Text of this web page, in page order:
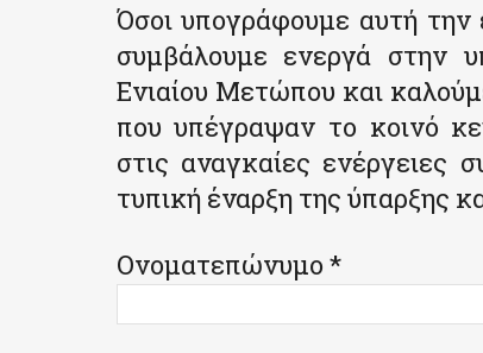
Όσοι υπογράφουμε αυτή την
συμβάλουμε ενεργά στην
Ενιαίου Μετώπου και
που υπέγραψαν το κοινό
στις αναγκαίες ενέργειες
τυπική έναρξη της ύπαρξης
Ονοματεπώνυμο *